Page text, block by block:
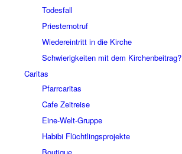
Todesfall
Priesternotruf
Wiedereintritt in die Kirche
Schwierigkeiten mit dem Kirchenbeitrag?
Caritas
Pfarrcaritas
Cafe Zeitreise
Eine-Welt-Gruppe
Habibi Flüchtlingsprojekte